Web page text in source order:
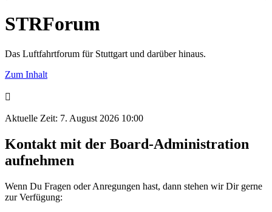
STRForum
Das Luftfahrtforum für Stuttgart und darüber hinaus.
Zum Inhalt
Aktuelle Zeit: 7. August 2026 10:00
Kontakt mit der Board-Administration
aufnehmen
Wenn Du Fragen oder Anregungen hast, dann stehen wir Dir gerne
zur Verfügung: